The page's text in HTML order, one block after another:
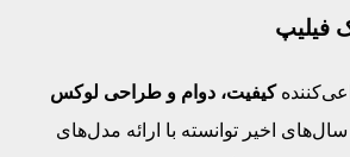
فیلیپ
کیفیت، دوام و طراحی لوکس
اخیر توانسته با ارائه مدل‌های